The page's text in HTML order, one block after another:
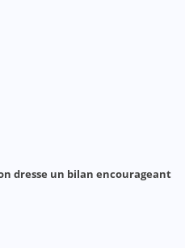
dresse un bilan encourageant